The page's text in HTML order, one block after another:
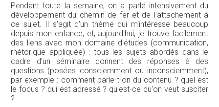
Pendant toute la semaine, on a parlé intensivement du
développement du chemin de fer et de l'attachement à
ce sujet. Il s'agit d'un thème qui m'intéresse beaucoup
depuis mon enfance, et, aujourd'hui, je trouve facilement
des liens avec mon domaine d'études (communication,
rhétorique appliquée) : tous les sujets abordés dans le
cadre d'un séminaire donnent des réponses à des
questions (posées consciemment ou inconsciemment),
par exemple : comment parle-t-on du contenu ? quel est
le focus ? qui est adressé ? qu'est-ce qu'on veut susciter
?